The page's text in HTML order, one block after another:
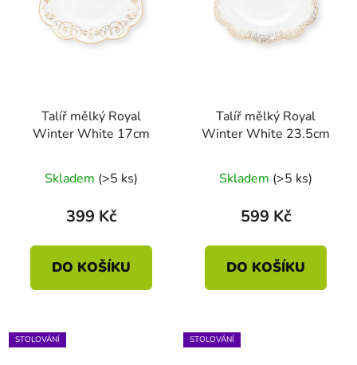
Talíř mělký Royal
Winter White 17cm
Skladem (>5 ks)
399 Kč
DO KOŠÍKU
Talíř mělký Royal
Winter White 23.5cm
Skladem (>5 ks)
599 Kč
DO KOŠÍKU
STOLOVÁNÍ STOLOVÁNÍ